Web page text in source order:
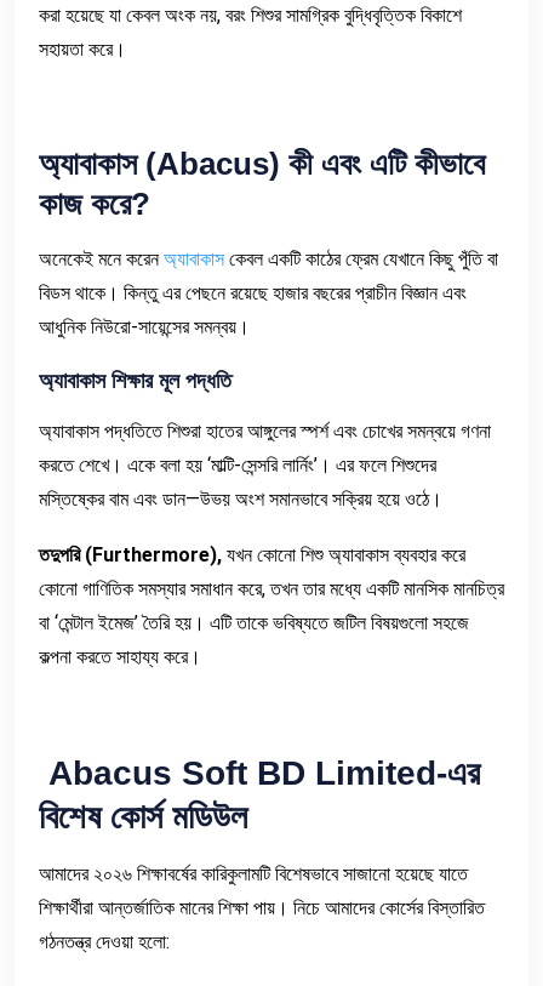
করা হয়েছে যা কেবল অংক নয়, বরং শিশুর সামগ্রিক বুদ্ধিবৃত্তিক বিকাশে
সহায়তা করে।
অ্যাবাকাস(Abacus) কী এবং এটি কীভাবে
কাজ করে?
অনেকেই মনে করেনঅ্যাবাকাস কেবল একটি কাঠের ফ্রেম যেখানে কিছু পুঁতি বা
বিডস থাকে। কিন্তু এর পেছনে রয়েছে হাজার বছরের প্রাচীন বিজ্ঞান এবং
আধুনিক নিউরো-সায়েন্সের সমন্বয়।
অ্যাবাকাস শিক্ষার মূল পদ্ধতি
অ্যাবাকাস পদ্ধতিতে শিশুরা হাতের আঙ্গুলের স্পর্শ এবং চোখের সমন্বয়ে গণনা
করতে শেখে। একে বলা হয় ‘মাল্টি-সেন্সরি লার্নিং’। এর ফলে শিশুদের
মস্তিষ্কের বাম এবং ডান—উভয় অংশ সমানভাবে সক্রিয় হয়ে ওঠে।
তদুপরি(Furthermore), যখন কোনো শিশু অ্যাবাকাস ব্যবহার করে
কোনো গাণিতিক সমস্যার সমাধান করে, তখন তার মধ্যে একটি মানসিক মানচিত্র
বা ‘মেন্টাল ইমেজ’ তৈরি হয়। এটি তাকে ভবিষ্যতে জটিল বিষয়গুলো সহজে
কল্পনা করতে সাহায্য করে।
Abacus Soft BD Limited-এর
বিশেষ কোর্স মডিউল
আমাদের ২০২৬ শিক্ষাবর্ষের কারিকুলামটি বিশেষভাবে সাজানো হয়েছে যাতে
শিক্ষার্থীরা আন্তর্জাতিক মানের শিক্ষা পায়। নিচে আমাদের কোর্সের বিস্তারিত
গঠনতন্ত্র দেওয়া হলো: